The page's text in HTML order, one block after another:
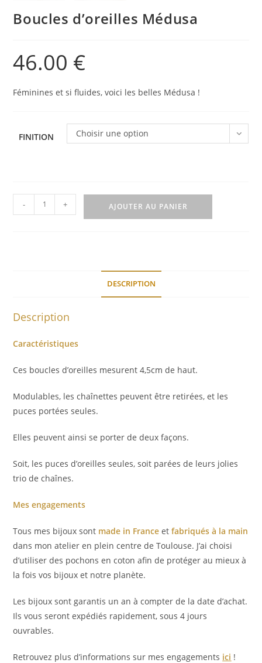
Boucles d’oreilles Médusa
46.00 €
Féminines et si fluides, voici les belles Médusa !
FINITION Choisir une option
quantité
de
- + AJOUTER AU PANIER
DESCRIPTION
Description
Caractéristiques
Ces boucles d’oreilles mesurent 4,5cm de haut.
Modulables, les chaînettes peuvent être retirées, et les
puces portées seules.
Elles peuvent ainsi se porter de deux façons.
Soit, les puces d’oreilles seules, soit parées de leurs jolies
trio de chaînes.
Mes engagements
Tous mes bijoux sont made in France etfabriqués à la main
dans mon atelier en plein centre de Toulouse. J’ai choisi
d’utiliser des pochons en coton afin de protéger au mieux à
la fois vos bijoux et notre planète.
Les bijoux sont garantis un an à compter de la date d’achat.
Ils vous seront expédiés rapidement, sous 4 jours
ouvrables.
Retrouvez plus d’informations sur mes engagements ici !